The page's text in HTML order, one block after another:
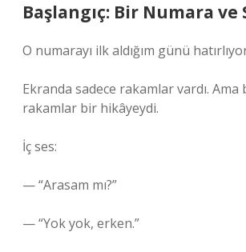
Başlangıç: Bir Numara ve
O numarayı ilk aldığım günü
Ekranda sadece rakamlar vardı. Ama
rakamlar bir hikâyeydi.
İç ses:
— “Arasam mı?”
— “Yok yok, erken.”